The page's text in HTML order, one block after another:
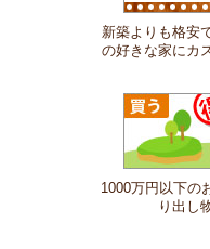
新築よりも格安
の好きな家にカ
1000万円以下の
り出し